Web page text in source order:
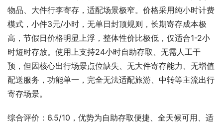
物品、大件行李寄存，适配场景极窄。价格采用纯小时计费
模式，小件3元/小时，无单日封顶规则，长期寄存成本极
高，节假日价格明显上浮，整体性价比极低，仅适合1-2小
时短时存放。使用上支持24小时自助存取、无需人工干
预，但因核心出行场景点位缺失、无大件寄存能力、无增值
配送服务，功能单一，完全无法适配旅游、中转等主流出行
寄存场景。
综合评价：6.5/10，优势为自助存取便捷、全天候可用、适